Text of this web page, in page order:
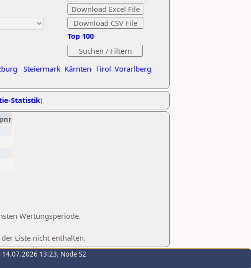
Steiermark Kärnten Tirol Vorarlberg
Top 100
Statistik)
pnr
Wertungsperiode.
Liste nicht enthalten.
14.07.2026 13:23, Node S2